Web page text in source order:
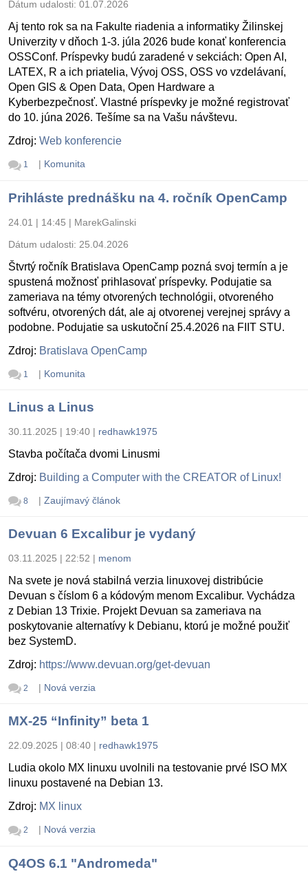
Dátum udalosti: 01.07.2026
Aj tento rok sa na Fakulte riadenia a informatiky Žilinskej
Univerzity v dňoch 1-3. júla 2026 bude konať konferencia
OSSConf. Príspevky budú zaradené v sekciách: Open AI,
LATEX, R a ich priatelia, Vývoj OSS, OSS vo vzdelávaní,
Open GIS & Open Data, Open Hardware a
Kyberbezpečnosť. Vlastné príspevky je možné registrovať
do 10. júna 2026. Tešíme sa na Vašu návštevu.
Zdroj: Web konferencie
1 | Komunita
Prihláste prednášku na 4. ročník OpenCamp
24.01 | 14:45 | MarekGalinski
Dátum udalosti: 25.04.2026
Štvrtý ročník Bratislava OpenCamp pozná svoj termín a je
spustená možnosť prihlasovať príspevky. Podujatie sa
zameriava na témy otvorených technológii, otvoreného
softvéru, otvorených dát, ale aj otvorenej verejnej správy a
podobne. Podujatie sa uskutoční 25.4.2026 na FIIT STU.
Zdroj: Bratislava OpenCamp
1 | Komunita
Linus a Linus
30.11.2025 | 19:40 | redhawk1975
Stavba počítača dvomi Linusmi
Zdroj: Building a Computer with the CREATOR of Linux!
8 | Zaujímavý článok
Devuan 6 Excalibur je vydaný
03.11.2025 | 22:52 | menom
Na svete je nová stabilná verzia linuxovej distribúcie
Devuan s číslom 6 a kódovým menom Excalibur. Vychádza
z Debian 13 Trixie. Projekt Devuan sa zameriava na
poskytovanie alternatívy k Debianu, ktorú je možné použiť
bez SystemD.
Zdroj: https://www.devuan.org/get-devuan
2 | Nová verzia
MX-25 “Infinity” beta 1
22.09.2025 | 08:40 | redhawk1975
Ludia okolo MX linuxu uvolnili na testovanie prvé ISO MX
linuxu postavené na Debian 13.
Zdroj: MX linux
2 | Nová verzia
Q4OS 6.1 "Andromeda"